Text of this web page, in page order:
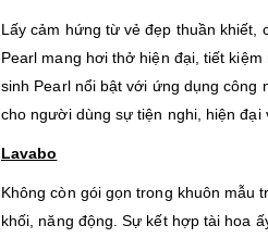
Lấy cảm hứng từ vẻ đẹp thuần khiết,
Pearl mang hơi thở hiện đại, tiết
sinh Pearl nổi bật với ứng dụng công
cho người dùng sự tiện nghi, hiện đại
Lavabo
Không còn gói gọn trong khuôn mẫu
khối, năng động. Sự kết hợp tài hoa